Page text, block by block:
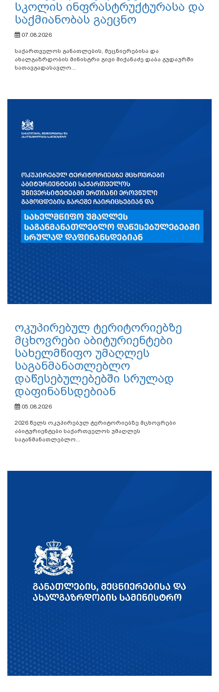
სკოლის ინფრასტრუქტურასა და
საქმიანობას გაეცნო
07.08.2026
საქართველოს განათლების, მეცნიერებისა და
ახალგაზრდობის მინისტრი გივი მიქანაძე დაბა გუდაურში
სათავგადასავლო...
ოკუპირებულ ტერიტორიებზე
მცხოვრები აბიტურიენტები
სახელმწიფო უმაღლეს
საგანმანათლებლო
დაწესებულებებში სრულად
დაფინანსდებიან
05.08.2026
2026 წელს ოკუპირებულ ტერიტორიებზე მცხოვრები
აბიტურიენტები საქართველოს უმაღლეს
საგანმანათლებლო...